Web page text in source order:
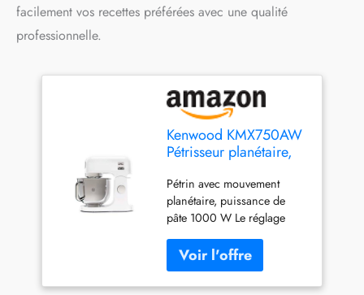
facilement vos recettes préférées avec une qualité
professionnelle.
Kenwood KMX750AW
Pétrisseur planétaire,
acier, plastique, blanc
Pétrin avec mouvement
planétaire, puissance de
pâte 1000 W Le réglage
traitement permet de
travailler sans coups, en
augmentant ou en abaissant